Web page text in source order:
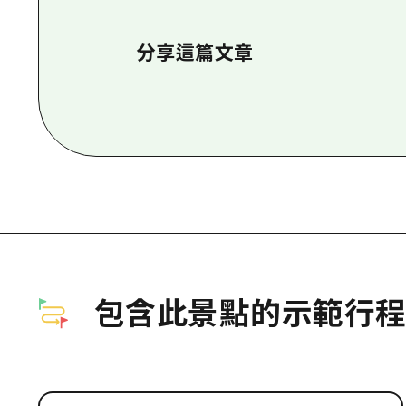
分享這篇文章
包含此景點的示範行程